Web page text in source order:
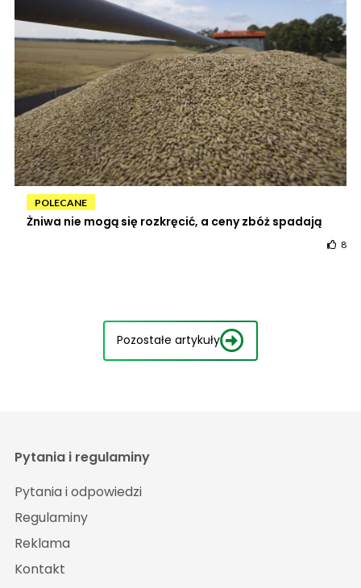
POLECANE
Żniwa nie mogą się rozkręcić, a ceny zbóż spadają
8
Pozostałe artykuły
Pytania i regulaminy
Pytania i odpowiedzi
Regulaminy
Reklama
Kontakt